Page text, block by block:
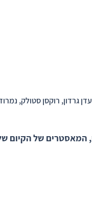
גרדון, רוקסן סטולק,
המאסטרים של הקיום